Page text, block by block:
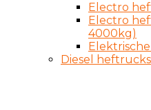
Electro
Electro
4000kg)
Diesel heftrucks